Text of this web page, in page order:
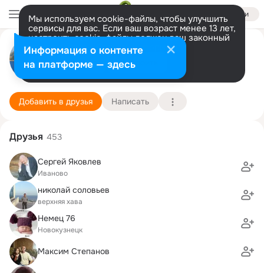
Войти
Мы используем cookie-файлы, чтобы улучшить
сервисы для вас. Если ваш возраст менее 13 лет,
настроить cookie-файлы должен ваш законный
представитель. Больше информации
Разрешить все Настроить
Андрей Сергиенко
г. Киселевск (Кемеровская область)
30 школа
Подробнее
Добавить в друзья Написать
Друзья 453
Сергей Яковлев
Иваново
николай соловьев
верхняя хава
Немец 76
Новокузнецк
Максим Степанов
Информация о контенте
на платформе — здесь